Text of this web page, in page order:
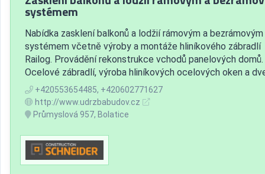
systémem
Nabídka zasklení balkonů a lodžií rámovým a bezrámovým
systémem včetně výroby a montáže hliníkového zábradlí
Railog. Provádění rekonstrukce vchodů panelových domů.
Ocelové zábradlí, výroba hliníkových ocelových oken a
+420553654485, +420602771627
http://www.udrzbabudov.cz
Průmyslová 957, Bolatice